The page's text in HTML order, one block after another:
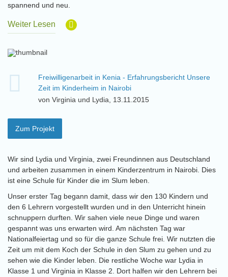
spannend und neu.
Weiter Lesen
Freiwilligenarbeit in Kenia - Erfahrungsbericht Unsere
Zeit im Kinderheim in Nairobi
von Virginia und Lydia, 13.11.2015
Zum Projekt
Wir sind Lydia und Virginia, zwei Freundinnen aus Deutschland
und arbeiten zusammen in einem Kinderzentrum in Nairobi. Dies
ist eine Schule für Kinder die im Slum leben.
Unser erster Tag begann damit, dass wir den 130 Kindern und
den 6 Lehrern vorgestellt wurden und in den Unterricht hinein
schnuppern durften. Wir sahen viele neue Dinge und waren
gespannt was uns erwarten wird. Am nächsten Tag war
Nationalfeiertag und so für die ganze Schule frei. Wir nutzten die
Zeit um mit dem Koch der Schule in den Slum zu gehen und zu
sehen wie die Kinder leben. Die restliche Woche war Lydia in
Klasse 1 und Virginia in Klasse 2. Dort halfen wir den Lehrern bei